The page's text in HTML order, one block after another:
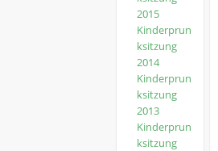
2015
Kinderprun
ksitzung
2014
Kinderprun
ksitzung
2013
Kinderprun
ksitzung